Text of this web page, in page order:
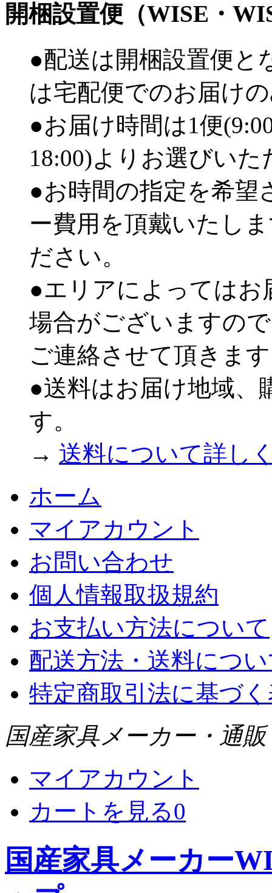
開梱設置便（WISE・
●配送は開梱設置便
は宅配便でのお届け
●お届け時間は1便
18:00)よりお選びいた
●お時間の指定を希望
ー費用を頂戴いたし
ださい。
●エリアによってはお
場合がございますの
ご連絡させて頂きま
●送料はお届け地域、
す。
→ 送料について詳し
ホーム
マイアカウント
お問い合わせ
個人情報取扱規約
お支払い方法について
配送方法・送料につ
特定商取引法に基づ
国産家具メーカー・通販
マイアカウント
カートを見る0
国産家具メーカー